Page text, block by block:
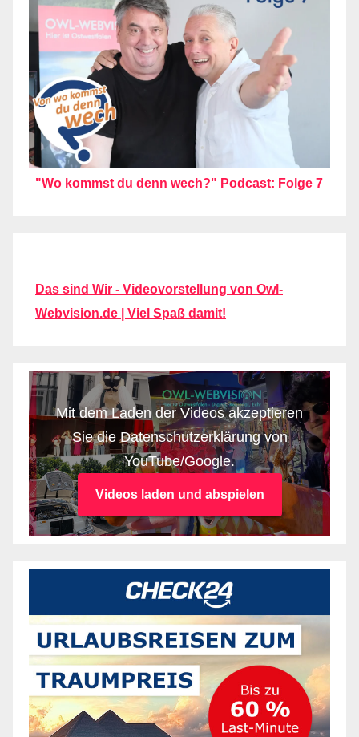
"Wo kommst du denn wech?" Podcast: Folge 7
Das sind Wir - Videovorstellung von Owl-
Webvision.de | Viel Spaß damit!
Mit dem Laden der Videos akzeptieren
Sie die Datenschutzerklärung von
YouTube/Google.
Videos laden und abspielen